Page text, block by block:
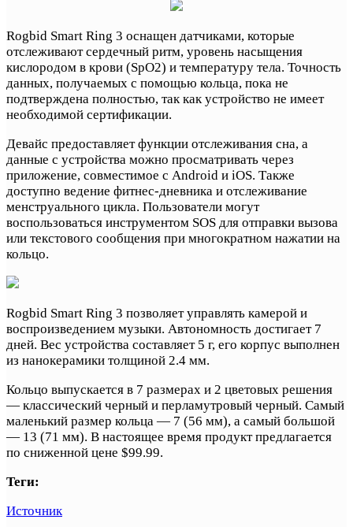
Rogbid Smart Ring 3 оснащен датчиками, которые
отслеживают сердечный ритм, уровень насыщения
кислородом в крови (SpO2) и температуру тела. Точность
данных, получаемых с помощью кольца, пока не
подтверждена полностью, так как устройство не имеет
необходимой сертификации.
Девайс предоставляет функции отслеживания сна, а
данные с устройства можно просматривать через
приложение, совместимое с Android и iOS. Также
доступно ведение фитнес-дневника и отслеживание
менструального цикла. Пользователи могут
воспользоваться инструментом SOS для отправки вызова
или текстового сообщения при многократном нажатии на
кольцо.
Rogbid Smart Ring 3 позволяет управлять камерой и
воспроизведением музыки. Автономность достигает 7
дней. Вес устройства составляет 5 г, его корпус выполнен
из нанокерамики толщиной 2.4 мм.
Кольцо выпускается в 7 размерах и 2 цветовых решения
— классический черный и перламутровый черный. Самый
маленький размер кольца — 7 (56 мм), а самый большой
— 13 (71 мм). В настоящее время продукт предлагается
по сниженной цене $99.99.
Теги:
Источник